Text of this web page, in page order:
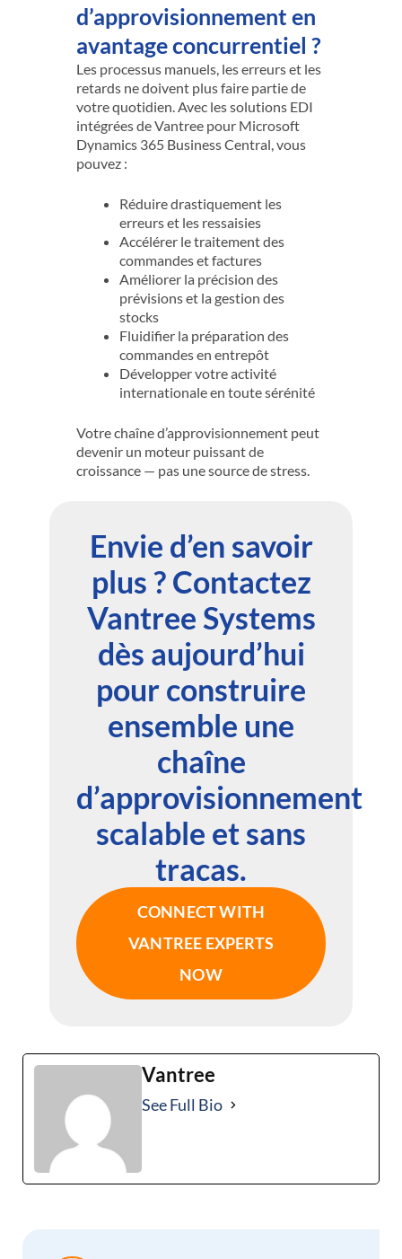
d’approvisionnement en
avantage concurrentiel ?
Les processus manuels, les erreurs et les
retards ne doivent plus faire partie de
votre quotidien. Avec les solutions EDI
intégrées de Vantree pour Microsoft
Dynamics 365 Business Central, vous
pouvez :
Réduire drastiquement les
erreurs et les ressaisies
Accélérer le traitement des
commandes et factures
Améliorer la précision des
prévisions et la gestion des
stocks
Fluidifier la préparation des
commandes en entrepôt
Développer votre activité
internationale en toute sérénité
Votre chaîne d’approvisionnement peut
devenir un moteur puissant de
croissance — pas une source de stress.
Envie d’en savoir
plus ? Contactez
Vantree Systems
dès aujourd’hui
pour construire
ensemble une
chaîne
d’approvisionnement
scalable et sans
tracas.
CONNECT WITH
VANTREE EXPERTS
NOW
Vantree
See Full Bio